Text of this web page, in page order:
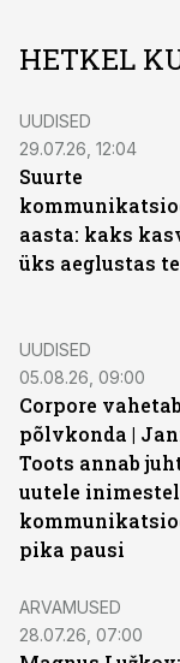
HETKEL
UUDISED
29.07.26, 12:04
Suurte
aasta: kaks
üks aeglustas
UUDISED
05.08.26, 09:00
Corpore vahetab
põlvkonda |
Toots annab
uutele
pika pausi
ARVAMUSED
28.07.26, 07:00